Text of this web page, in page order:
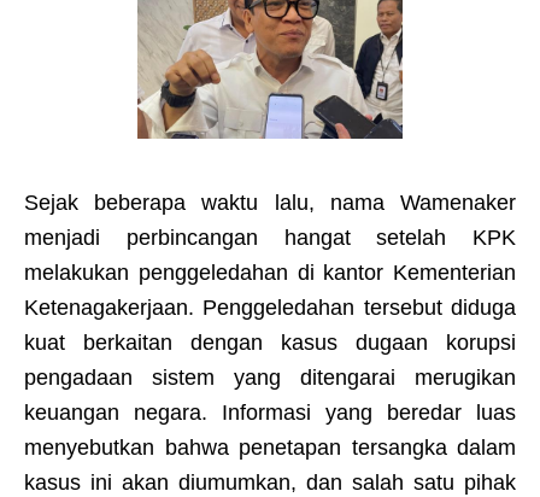
Sejak beberapa waktu lalu, nama Wamenaker
menjadi perbincangan hangat setelah KPK
melakukan penggeledahan di kantor Kementerian
Ketenagakerjaan. Penggeledahan tersebut diduga
kuat berkaitan dengan kasus dugaan korupsi
pengadaan sistem yang ditengarai merugikan
keuangan negara. Informasi yang beredar luas
menyebutkan bahwa penetapan tersangka dalam
kasus ini akan diumumkan, dan salah satu pihak